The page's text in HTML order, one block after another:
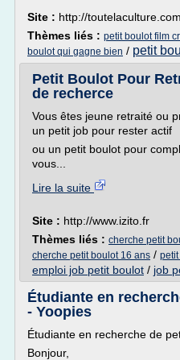
Site : http://toutelaculture.com
Thèmes liés : petit boulot film
boulot qui gagne bien / petit
Petit Boulot Pour
de recherce
Vous êtes jeune retraité ou
un petit job pour rester actif
ou un petit boulot pour
vous...
Lire la suite
Site : http://www.izito.fr
Thèmes liés : cherche petit
cherche petit boulot 16 ans /
emploi job petit boulot / job
Étudiante en
- Yoopies
Étudiante en recherche de
Bonjour,